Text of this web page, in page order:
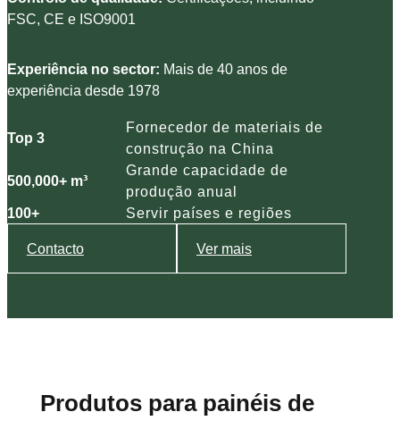
FSC, CE e ISO9001
Experiência no sector: Mais de 40 anos de
experiência desde 1978
Top 3
Fornecedor de materiais de
construção na China
500,000+ m³
Grande capacidade de
produção anual
100+
Servir países e regiões
Contacto Ver mais
Produtos para painéis de